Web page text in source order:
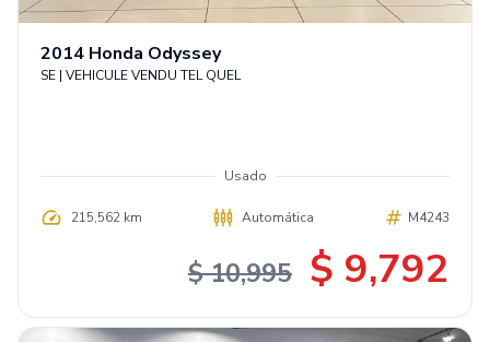
2014 Honda Odyssey
SE | VEHICULE VENDU TEL QUEL
Usado
215,562 km Automática M4243
$ 10,995 $ 9,792